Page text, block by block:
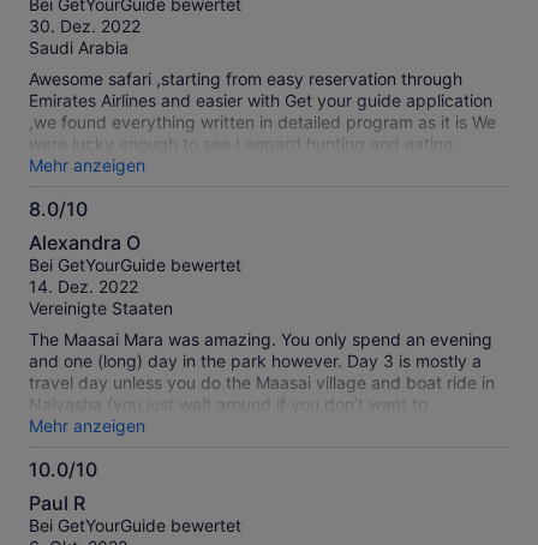
casing leopard and many more animals. The safari is totally
recommended! met our expectations 100%.
10
Bei GetYourGuide bewertet
30. Dez. 2022
Saudi Arabia
Awesome safari ,starting from easy reservation through
Emirates Airlines and easier with Get your guide application
,we found everything written in detailed program as it is We
were lucky enough to see Leopard hunting and eating
impala,Lions,Lioness,Cheetah, Fox,Hyena and her
cups,Zebras,wildebeest,Thomson Gazelle klipspringer and
other species of those look
Mongoos,baboons,Monkeys,Rhinos,Flamingo birds in nakuru
lake ,Eagles ,colorful birds ,Ostriches ,Masaya Mara village
and local people Accommodation not bad with jungle spirit
,try to lower your expectation ,Food not only in camps also in
restaurants almost good .. keep same what's app to be
easier for you I'VE LOVED THAT SAFARI
Mehr anzeigen
8.0/10
8.0
von
10
Alexandra O
Bei GetYourGuide bewertet
14. Dez. 2022
Vereinigte Staaten
The Maasai Mara was amazing. You only spend an evening
and one (long) day in the park however. Day 3 is mostly a
travel day unless you do the Maasai village and boat ride in
Naivasha (you just wait around if you don’t want to
participate which is unfortunate). Really no need to go to
Nakuru…it’s pretty but not worth the drive time. It’s nothing
in comparison to Maasai Mara. The basic accommodations
but has everything you need (besides cold beer) and is
clean. It’s a tent on concrete with comfortable beds and a
Mehr anzeigen
10.0/10
10.0
von
Paul R
Bei GetYourGuide bewertet